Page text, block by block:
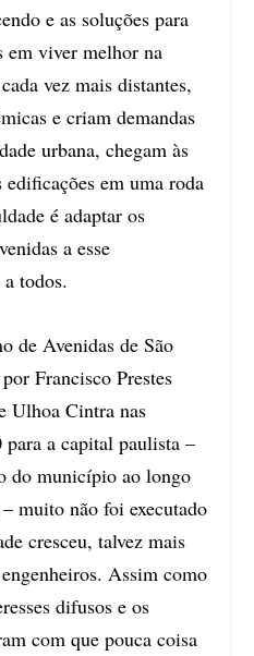
e as soluções para
em viver melhor na
vez mais distantes,
e criam demandas
urbana, chegam às
em uma roda
é adaptar os
a esse
todos.
de Avenidas de São
Francisco Prestes
Ulhoa Cintra nas
para a capital paulista –
do município ao longo
muito não foi executado
cresceu, talvez mais
Assim como
difusos e os
com que pouca coisa